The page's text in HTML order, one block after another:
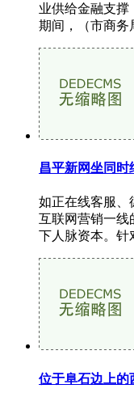
业供给金融支撑
期间，（市商务
昌平新网坐同
如正在线客服、
互联网营销一线
下人脉资本。
位于阜石边上的